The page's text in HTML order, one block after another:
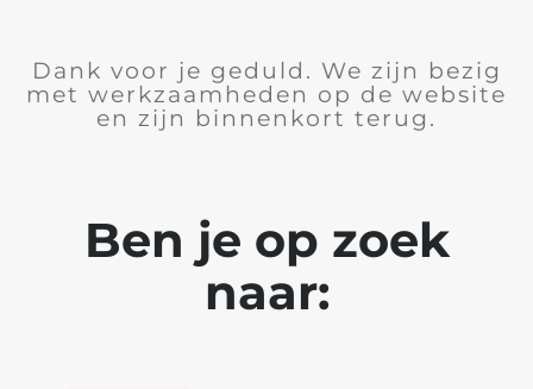
Dank voor je geduld. We zijn bezig
met werkzaamheden op de website
en zijn binnenkort terug.
Ben je op zoek
naar: